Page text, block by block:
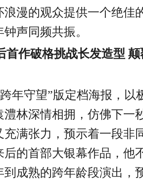
浪漫的观众提供一个绝佳
钟声同频共振。
首作破格挑战长发造型 颠
跨年守望”版定档海报，以
澧林深情相拥 ， 仿佛下一
充满张力，预示着一段非
后的首部大银幕作品，他
成熟的跨年龄段演出 ，